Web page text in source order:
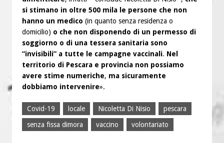
si stimano in oltre 500 mila le persone che non
hanno un medico (in quanto senza residenza o
domicilio) o che non disponendo di un permesso di
soggiorno o di una tessera sanitaria sono
“invisibili” a tutte le campagne vaccinali. Nel
territorio di Pescara e provincia non possiamo
avere stime numeriche, ma sicuramente
dobbiamo intervenire».
Covid-19 locale Nicoletta Di Nisio
pescara
senza fissa dimora
vaccino volontariato